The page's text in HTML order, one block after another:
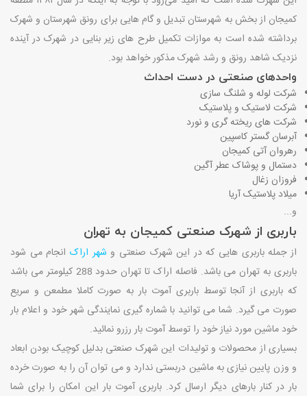
کمیجان از بخش به شهرستان تبدیل و گام‌ هایی برای رونق شهرستان و شهرک
برداشته شده‌ است به موازات تکمیل طرح‌ های زیر بنایی در شهرک در آینده
نزدیک شاهد رونق و رشد شهرک مذکور خواهد بود.
واحدهای صنعتی در دست احداث
شرکت لوله و شلنگ سازی
شرکت لاستیک و پلاستیک
شرکت های ریخته گری و نورد
آبرسان گستر کاسپین
رهروان آتی کمیجان
دستمال و پوشاک عطر آگین
فروزان زغال
میلاد پلاستیک آریا
و...
باربری از شهرک صنعتی کمیجان به تهران
از جمله باربری هایی که در این شهرک صنعتی و شهر اراک انجام می شود
باربری به تهران می باشد. فاصله اراک تا تهران حدود 288 کیلومتر می باشد
که باربری از آنجا توسط باربری آموت بار به صورت کاملا مطمعن و سریع
صورت می گیرد. شما می توانید با شماره گیری نمایندگی شهر خود و اعلام بار
خود ماشین مورد نیاز خود را توسط آموت بار رزرو نمائید.
بسیاری از محصولات و تولیدات این شهرک صنعتی بدلیل کوچیک بودن ابعاد
و وزن پایین نیازی به ماشین دربستی ندارد و می توان آن را به صورت خرده
بار در کنار بارهای دیگر ارسال کرد. باربری آموت بار این امکان را برای شما